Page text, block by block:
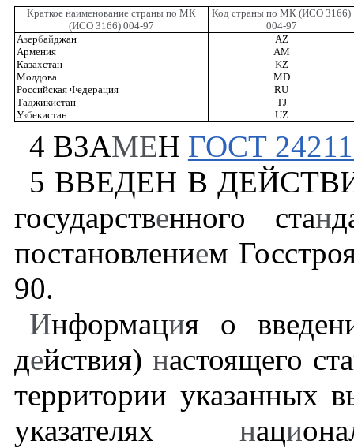
Краткое наименование страны по МК
(ИСО 3166) 004-97
Код страны по МК (ИСО 3166)
004-97
Азербайджан
AZ
Армения
AM
Казахстан KZ
Молдова
MD
Российская Федерация
RU
Таджикистан
TJ
Узбекистан UZ
4 ВЗАМЕН ГОСТ
5 ВВЕДЕН В ДЕЙСТВИЕ
государственного стан
постановлением
90.
Информация о
действия) настоящего
территории указанных
указателях наци